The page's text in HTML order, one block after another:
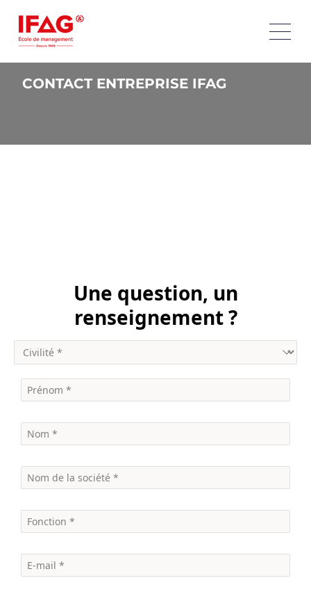
CONTACT ENTREPRISE IFAG
Une question, un
renseignement ?